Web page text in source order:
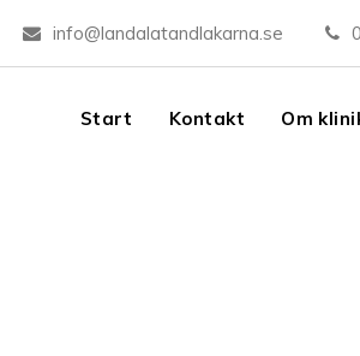
info@landalatandlakarna.se
Start Kontakt Om